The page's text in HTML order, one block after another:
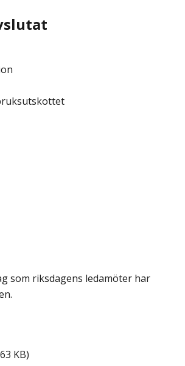
som riksdagens ledamöter har
63 KB)